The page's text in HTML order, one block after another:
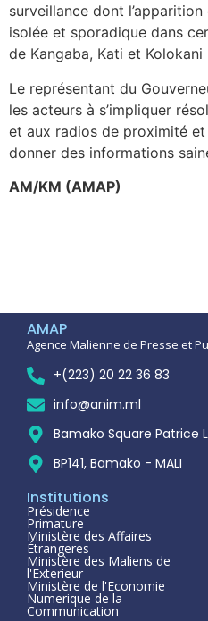
surveillance dont
isolée et sporadique dans
de Kangaba, Kati et Kolokani
Le représentant du
les acteurs à s’impliquer
et aux radios de proximité
donner des informations
AM/KM (AMAP)
AMAP
Agence Malienne de Presse et
+(223) 20 22 36 83
info@anim.ml
Bamako Square Patrice
BP141, Bamako - MALI
Institutions
Présidence
Primature
Ministère des Affaires
Étrangeres
Ministère des Maliens de
l'Exterieur
Ministère de l'Economie
Numerique de la
Communication